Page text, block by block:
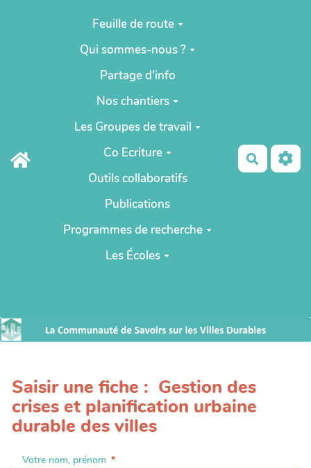
Aller au contenu principal
Feuille de route
Qui sommes-nous ?
Partage d'info
Nos chantiers
Les Groupes de travail
Co Ecriture
Outils collaboratifs
Publications
Programmes de recherche
Les Écoles
Saisir une fiche : Gestion des
crises et planification urbaine
durable des villes
Votre nom, prénom